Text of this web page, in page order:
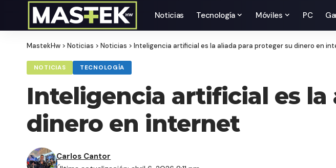
Noticias Tecnología Móviles PC
MastekHw > Noticias > Noticias > Inteligencia artificial es la aliada para proteger su dinero en
NOTICIAS TECNOLOGÍA
Inteligencia artificial es la
dinero en internet
Carlos Cantor